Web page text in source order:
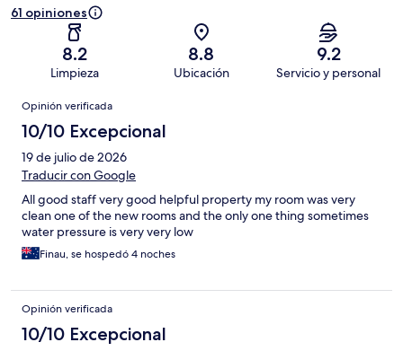
61 opiniones
8.2
Limpieza
8.8
Ubicación
9.2
Servicio y personal
Opiniones
Opinión verificada
10/10 Excepcional
19 de julio de 2026
Traducir con Google
All good staff very good helpful property my room was very
clean one of the new rooms and the only one thing sometimes
water pressure is very very low
Finau, se hospedó 4 noches
Opinión verificada
10/10 Excepcional